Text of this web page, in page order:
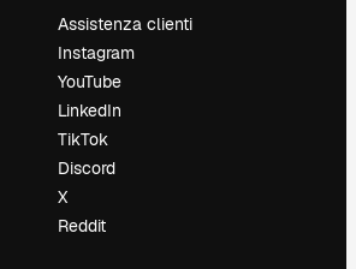
Assistenza clienti
Instagram
YouTube
LinkedIn
TikTok
Discord
X
Reddit